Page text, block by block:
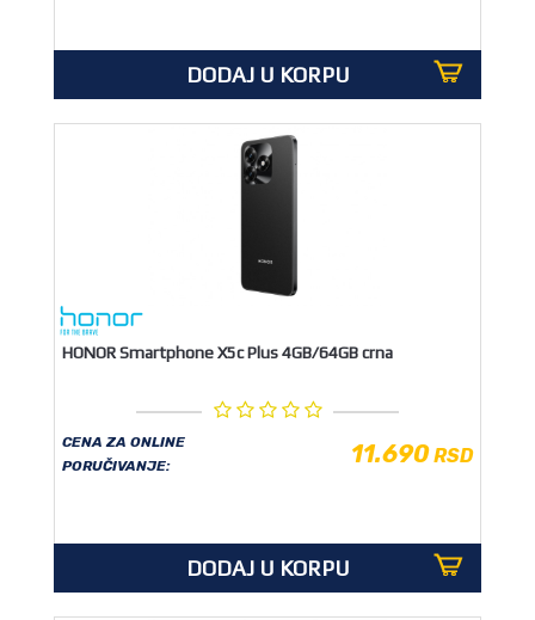
DODAJ U KORPU
HONOR Smartphone X5c Plus 4GB/64GB crna
CENA ZA ONLINE
PORUČIVANJE:
11.690RSD
DODAJ U KORPU